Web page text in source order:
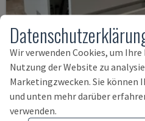
U5-1530
SPINNER - VERTIKAL-
Wir verwenden Cookies, um
Nutzung der Website zu
Marketingzwecken. Sie können
und unten mehr darüber
verwenden.